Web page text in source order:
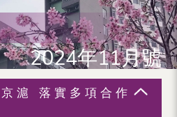
2024年11月號
滬 落實多項合作